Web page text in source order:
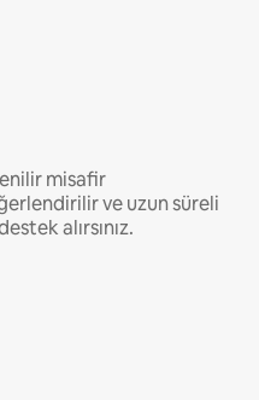
misafir
ve uzun süreli
alırsınız.